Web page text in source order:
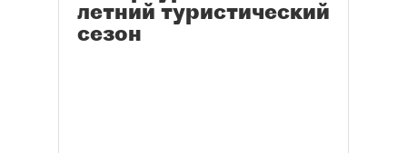
летний туристический
сезон